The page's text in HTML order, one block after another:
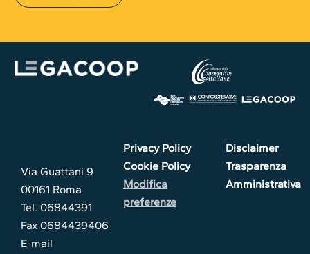
Via Guattani 9
00161 Roma
Tel. 06844391
Fax 0684439406
E-mail
Privacy Policy
Cookie Policy
Modifica
preferenze
Disclaimer
Trasparenza
Amministrativa